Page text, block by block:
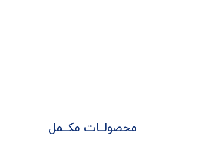
محصولــات مکــمل